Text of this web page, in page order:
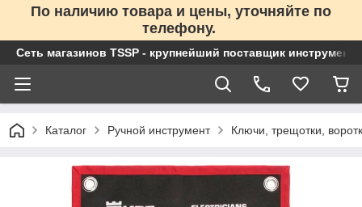
По наличию товара и цены, уточняйте по
телефону.
Сеть магазинов TSSP - крупнейший поставщик
Каталог Ручной инструмент Ключи, трещотки,